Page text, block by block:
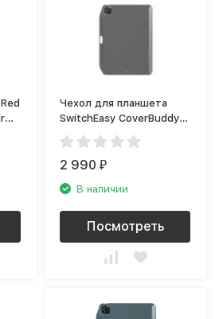
Чехол для планшета
SwitchEasy CoverBuddy
для Apple iPad Pro 11
(2020) тёмно-серый
2 990₽
В наличии
Посмотреть